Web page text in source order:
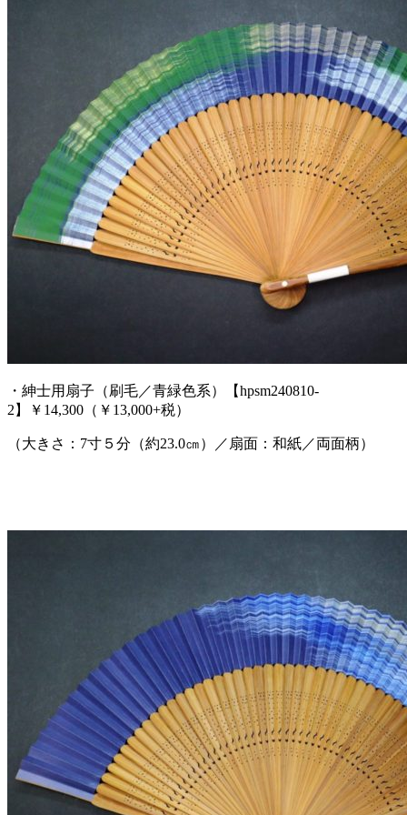
・紳士用扇子（刷毛／青緑色系）【hpsm240810-
2】￥14,300（￥13,000+税）
（大きさ：7寸５分（約23.0㎝）／扇面：和紙／両面柄）